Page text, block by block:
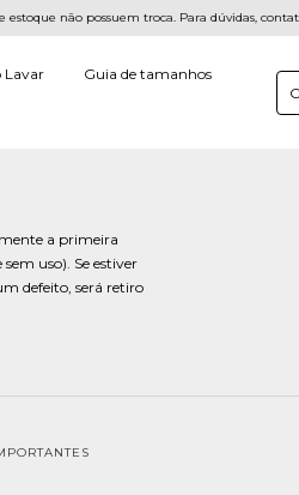
não possuem troca. Para dúvidas,
Lavar
Guia de tamanhos
a primeira
uso). Se estiver
defeito, será retiro